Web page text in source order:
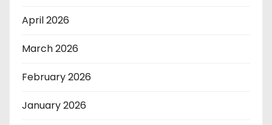
April 2026
March 2026
February 2026
January 2026